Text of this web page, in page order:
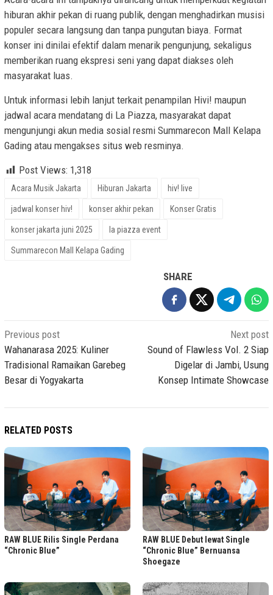
hiburan akhir pekan di ruang publik, dengan menghadirkan musisi
populer secara langsung dan tanpa pungutan biaya. Format
konser ini dinilai efektif dalam menarik pengunjung, sekaligus
memberikan ruang ekspresi seni yang dapat diakses oleh
masyarakat luas.
Untuk informasi lebih lanjut terkait penampilan Hivi! maupun
jadwal acara mendatang di La Piazza, masyarakat dapat
mengunjungi akun media sosial resmi Summarecon Mall Kelapa
Gading atau mengakses situs web resminya.
Post Views: 1,318
Acara Musik Jakarta Hiburan Jakarta hiv! live
jadwal konser hiv! konser akhir pekan Konser Gratis
konser jakarta juni 2025 la piazza event
Summarecon Mall Kelapa Gading
SHARE
Post
navigation
Previous post
Wahanarasa 2025: Kuliner
Tradisional Ramaikan Garebeg
Besar di Yogyakarta
Next post
Sound of Flawless Vol. 2 Siap
Digelar di Jambi, Usung
Konsep Intimate Showcase
RELATED POSTS
RAW BLUE Rilis Single Perdana
“Chronic Blue”
RAW BLUE Debut lewat Single
“Chronic Blue” Bernuansa
Shoegaze